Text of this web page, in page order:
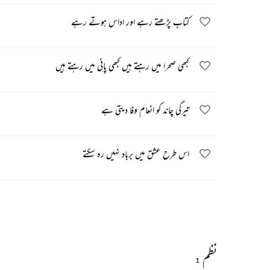
کتاب پڑھتے رہے اور اداس ہوتے رہے
کبھی صحرا میں رہتے ہیں کبھی پانی میں رہتے ہیں
تیرگی چاند کو انعام وفا دیتی ہے
اس طرح عشق میں برباد نہیں رہ سکتے
نظم 1